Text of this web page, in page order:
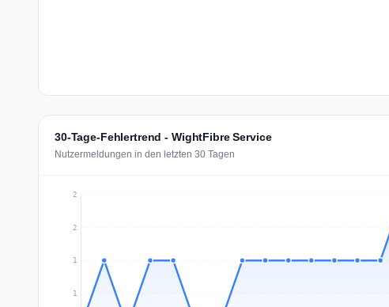
30-Tage-Fehlertrend - WightFibre Service
Nutzermeldungen in den letzten 30 Tagen
1
1
2
2